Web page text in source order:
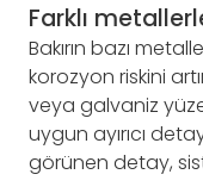
Farklı
Bakırın bazı
korozyon riskini
veya galvaniz
uygun ayırıcı
görünen detay,